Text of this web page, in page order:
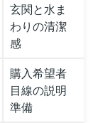
玄関と水ま
わりの清潔
感
購入希望者
目線の説明
準備